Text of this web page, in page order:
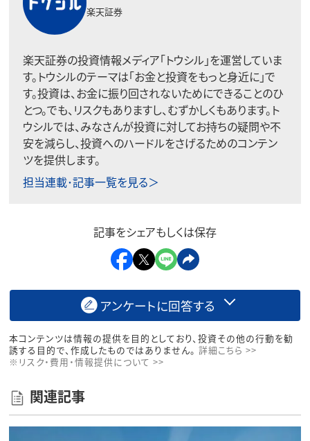
楽天証券
楽天証券の投資情報メディア「トウシル」を運営していま
す。トウシルのテーマは「お金と投資をもっと身近に」で
す。投資は、お金に振り回されないためにできることのひ
とつ。でも、リスクもありますし、むずかしくもあります。ト
ウシルでは、みなさんが投資に対してお持ちの疑問や不
安を減らし、投資へのハードルをさげるためのコンテン
ツを提供します。
担当連載･記事一覧を見る＞
記事をシェアもしくは保存
アンケートに回答する
本コンテンツは情報の提供を目的としており、投資その他の行動を勧
誘する目的で、作成したものではありません。 詳細こちら >>
※リスク・費用・情報提供について >>
関連記事